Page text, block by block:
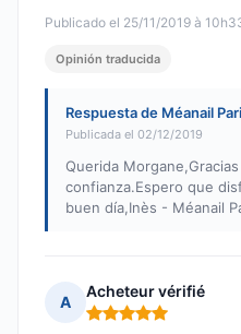
Publicado el 25/11/2019 à
Opinión traducida
Respuesta de Méanail
Publicada el 02/12/2019
Querida
confianza.Espero que
buen día,Inès - Méanail
A
Acheteur vérifié
Nota: 5 de 5